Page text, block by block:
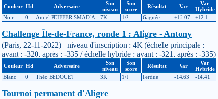
Couleur Hd Adversaire
Son
niveau
Son
score
Résultat Var
Var
Hybride
Noir
0 Amiel PEIFFER-SMADJA 7K 1/2 Gagnée +12.07 +12.1
Challenge Île-de-France, ronde 1 : Aligre - Antony
(Paris, 22-11-2022) niveau d'inscription : 4K (échelle principale :
avant : -320, après : -335 / échelle hybride : avant : -321, après : -335)
Couleur Hd Adversaire
Son
niveau
Son
score
Résultat Var
Var
Hybride
Blanc
0 Théo BEDOUET 3K 1/1 Perdue -14.63 -14.41
Tournoi permanent d'Aligre